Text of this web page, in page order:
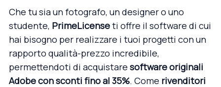
Che tu sia un fotografo, un designer o uno
studente, PrimeLicenseti offre il software di cui
hai bisogno per realizzare i tuoi progetti con un
rapporto qualità-prezzo incredibile,
permettendoti di acquistare software originali
Adobecon sconti fino al 35%. Come rivenditori